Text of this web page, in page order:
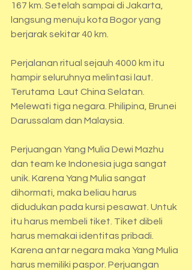
167 km. Setelah sampai di Jakarta,
langsung menuju kota Bogor yang
berjarak sekitar 40 km.
Perjalanan ritual sejauh 4000 km itu
hampir seluruhnya melintasi laut.
Terutama  Laut China Selatan.
Melewati tiga negara. Philipina, Brunei
Darussalam dan Malaysia.
Perjuangan Yang Mulia Dewi Mazhu
dan team ke Indonesia juga sangat
unik. Karena Yang Mulia sangat
dihormati, maka beliau harus
didudukan pada kursi pesawat. Untuk
itu harus membeli tiket. Tiket dibeli
harus memakai identitas pribadi.
Karena antar negara maka Yang Mulia
harus memiliki paspor. Perjuangan